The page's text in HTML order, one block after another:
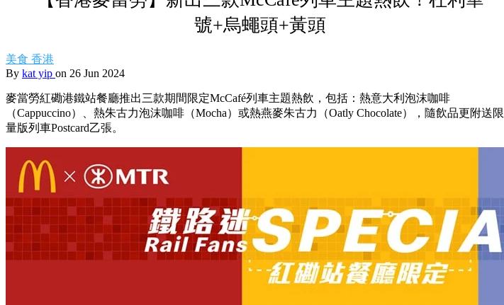
號+烏蠅頭+黃頭
美食 香港
By kat yip on 26 Jun 2024
麥當勞紅磡港鐵站餐廳推出三款期間限定McCafé列車主題熱飲，包括：熱意大利泡沫咖啡
（Cappuccino）、熱朱古力泡沫咖啡（Mocha）或熱燕麥朱古力（Oatly Chocolate），隨飲品更附送限
量版列車Postcard乙張。